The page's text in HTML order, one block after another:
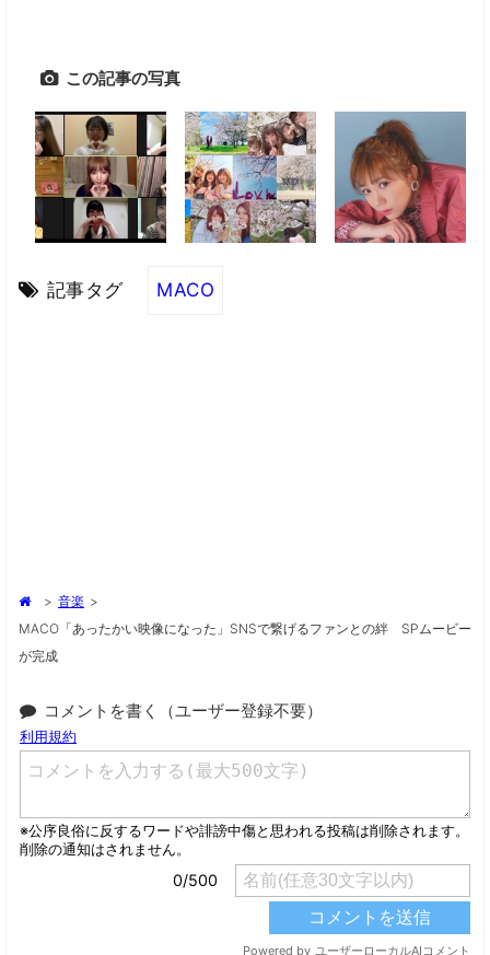
この記事の写真
記事タグ MACO
> 音楽 >
MACO「あったかい映像になった」SNSで繋げるファンとの絆 SPムービー
が完成
コメントを書く（ユーザー登録不要）